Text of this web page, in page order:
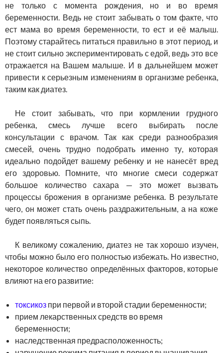
не только с момента рождения, но и во время
беременности. Ведь не стоит забывать о том факте, что
ест мама во время беременности, то ест и её малыш.
Поэтому старайтесь питаться правильно в этот период, и
не стоит сильно экспериментировать с едой, ведь это все
отражается на Вашем малыше. И в дальнейшем может
привести к серьезным изменениям в организме ребенка,
таким как диатез.
Не стоит забывать, что при кормлении грудного
ребенка, смесь лучше всего выбирать после
консультации с врачом. Так как среди разнообразия
смесей, очень трудно подобрать именно ту, которая
идеально подойдет вашему ребенку и не нанесёт вред
его здоровью. Помните, что многие смеси содержат
большое количество сахара — это может вызвать
процессы брожения в организме ребенка. В результате
чего, он может стать очень раздражительным, а на коже
будет появляться сыпь.
К великому сожалению, диатез не так хорошо изучен,
чтобы можно было его полностью избежать. Но известно,
некоторое количество определённых факторов, которые
влияют на его развитие:
токсикоз при первой и второй стадии беременности;
прием лекарственных средств во время
беременности;
наследственная предрасположенность;